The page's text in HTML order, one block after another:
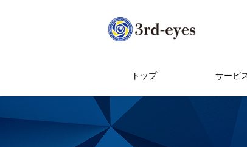
トップ サービ